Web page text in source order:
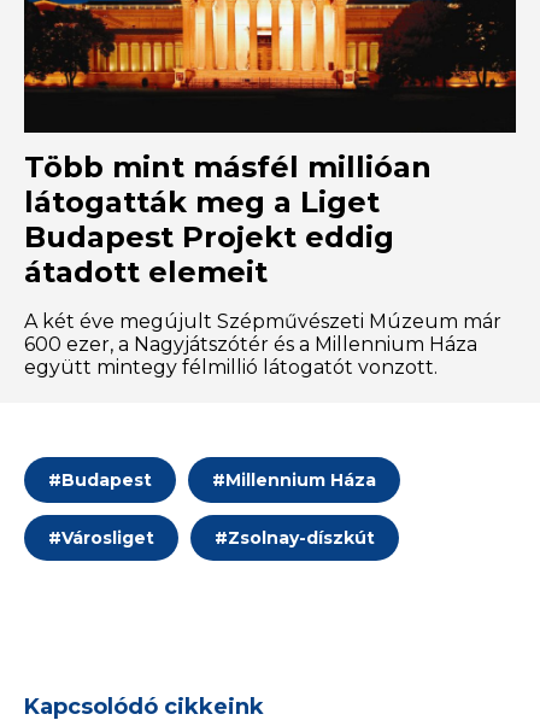
Több mint másfél millióan
látogatták meg a Liget
Budapest Projekt eddig
átadott elemeit
A két éve megújult Szépművészeti Múzeum már
600 ezer, a Nagyjátszótér és a Millennium Háza
együtt mintegy félmillió látogatót vonzott.
#Budapest #Millennium Háza
#Városliget #Zsolnay-díszkút
Kapcsolódó cikkeink